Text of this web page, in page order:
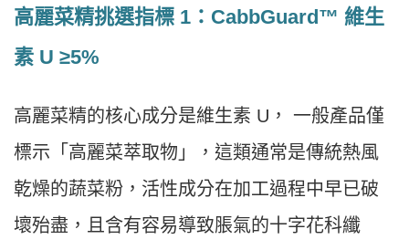
高麗菜精挑選指標 1：CabbGuard™ 維生
素 U ≥5%
高麗菜精的核心成分是維生素 U， 一般產品僅
標示「高麗菜萃取物」，這類通常是傳統熱風
乾燥的蔬菜粉，活性成分在加工過程中早已破
壞殆盡，且含有容易導致脹氣的十字花科纖